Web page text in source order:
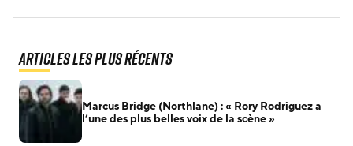
Articles les plus récents
Marcus Bridge (Northlane) : « Rory Rodriguez a
l’une des plus belles voix de la scène »